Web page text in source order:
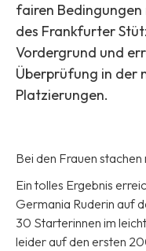
fairen
des Frankfurter
Vordergrund und
Überprüfung in der
Platzierungen.
Bei den Frauen
Ein tolles Ergebnis
Germania Ruderin auf
30 Starterinnen im
leider auf den ersten